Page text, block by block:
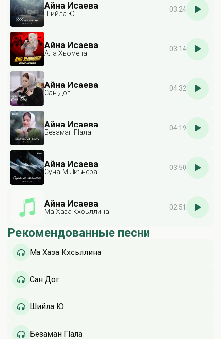
Айна Исаева
Шийла Ю
03:24
Айна Исаева
Ала Хьоменаг
03:14
Айна Исаева
Сан Дог
04:32
Айна Исаева
Безаман Гlала
04:19
Айна Исаева
Суна-М Лиънера
03:50
Айна Исаева
Ма Хаза Кхоьллина
02:51
Рекомендованные песни
Ма Хаза Кхоьллина
Сан Дог
Шийла Ю
Безаман Гlала